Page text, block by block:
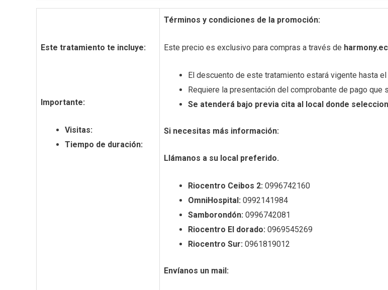
Este tratamiento te incluye:
Importante:
Visitas:
Tiempo de duración:
Términos y condiciones de la promoción:
Este precio es exclusivo para compras a través de
El descuento de este tratamiento estará vigente hasta el
Requiere la presentación del comprobante de pago que
Se atenderá bajo previa cita al local donde
Si necesitas más información:
Llámanos a su local preferido.
Riocentro Ceibos 2: 0996742160
OmniHospital: 0992141984
Samborondón: 0996742081
Riocentro El dorado: 0969545269
Riocentro Sur: 0961819012
Envíanos un mail: